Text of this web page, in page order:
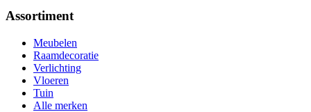
Assortiment
Meubelen
Raamdecoratie
Verlichting
Vloeren
Tuin
Alle merken